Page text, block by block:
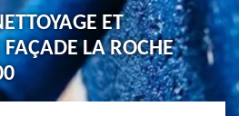
ET
LA ROCHE